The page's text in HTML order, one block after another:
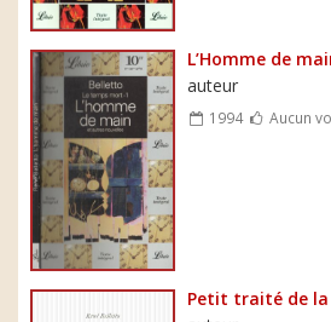
L’Homme de
auteur
1994 Aucun
Petit traité de